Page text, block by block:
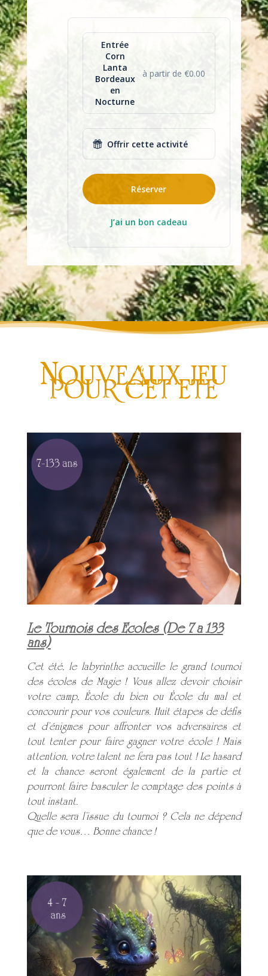
Entrée
Corn
Lanta
Bordeaux
en
Nocturne
à partir de €0.00
Offrir cette activité
Réserver
J’ai un bon cadeau
Nouveaux jeu
pour cet ete
Le Tournois des Ecoles (De 7 a 133
ans)
Cet été, le labyrinthe accueille le grand tournoi
des écoles de Magie ! Vous allez devoir choisir
votre camp, École du bien ou École du mal et
concourir pour vos couleurs. Huit étapes de défis
et d’énigmes pour affronter vos adversaires et
tout tenter pour faire gagner votre école ! Mais
attention, votre talent ne fera pas tout ! Le hasard
et la chance seront également de la partie et
pourront faire basculer le comptage des points à
tout instant.
Quelle sera l’issue du tournoi ? Cela ne dépend
que de vous… Bonne chance !